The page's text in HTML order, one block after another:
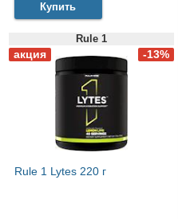
Купить
Rule 1
Rule 1 Lytes 220 г